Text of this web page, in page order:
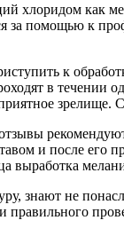
хлоридом как
за помощью к
к
в течении
зрелище.
и после его
знают не
правильного